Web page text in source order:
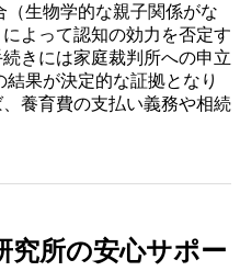
生物学的な親子関係がな
よって認知の効力を否定す
きには家庭裁判所への申立
果が決定的な証拠となり
養育費の支払い義務や相続
究所の安心サポー